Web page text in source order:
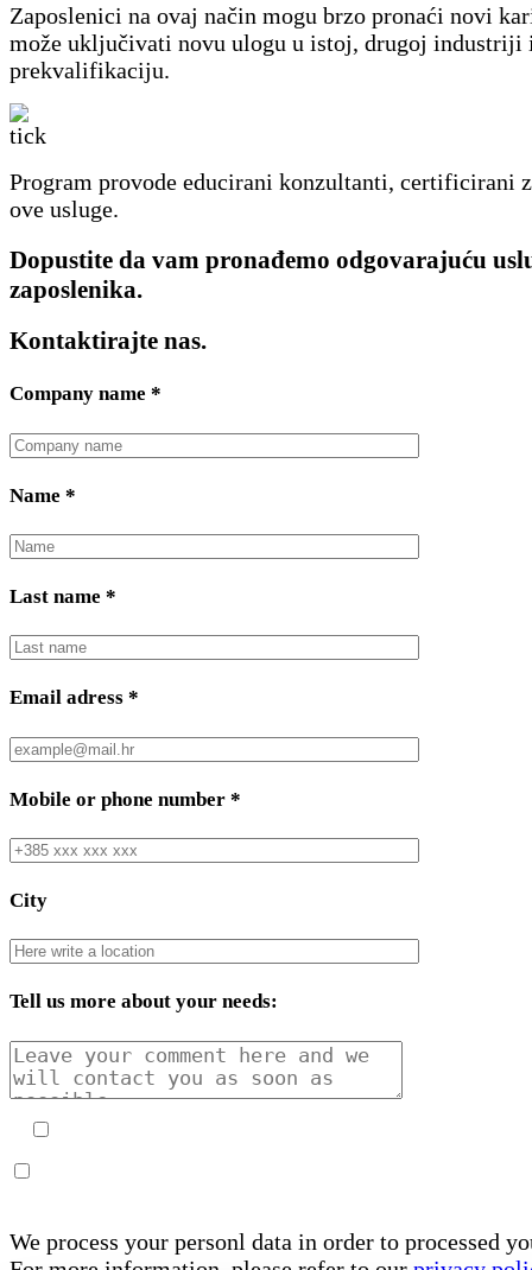
Zaposlenici na ovaj način mogu brzo pronaći novi
može uključivati ​​novu ulogu u istoj, drugoj
prekvalifikaciju.
Program provode educirani konzultanti, certificirani
ove usluge.
Dopustite da vam pronađemo odgovarajuću
zaposlenika.
Kontaktirajte nas.
Company name *
Name *
Last name *
Email adress *
Mobile or phone number *
City
Tell us more about your needs:
We process your personl data in order to processed